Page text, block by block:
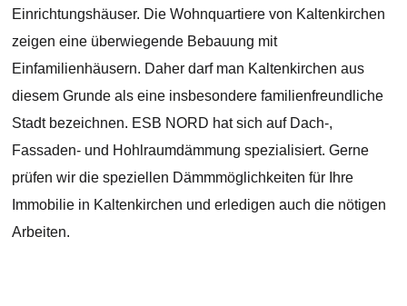
Einrichtungshäuser. Die Wohnquartiere von Kaltenkirchen
zeigen eine überwiegende Bebauung mit
Einfamilienhäusern. Daher darf man Kaltenkirchen aus
diesem Grunde als eine insbesondere familienfreundliche
Stadt bezeichnen. ESB NORD hat sich auf Dach-,
Fassaden- und Hohlraumdämmung spezialisiert. Gerne
prüfen wir die speziellen Dämmmöglichkeiten für Ihre
Immobilie in Kaltenkirchen und erledigen auch die nötigen
Arbeiten.